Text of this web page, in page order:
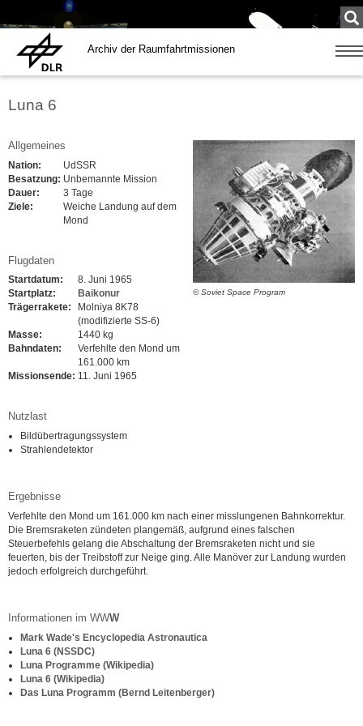
Archiv der Raumfahrtmissionen
Zeige
Luna 6
© Soviet Space Program
Allgemeines
Nation:
UdSSR
Besatzung: Unbemannte Mission
Dauer:
3 Tage
Ziele:
Weiche Landung auf dem
Mond
Flugdaten
Startdatum:
8. Juni 1965
Startplatz:
Baikonur
Trägerrakete:
Molniya 8K78
(modifizierte SS-6)
Masse:
1440 kg
Bahndaten:
Verfehlte den Mond um
161.000 km
Missionsende: 11. Juni 1965
Nutzlast
Bildübertragungssystem
Strahlendetektor
Ergebnisse
Verfehlte den Mond um 161.000 km nach einer misslungenen Bahnkorrektur.
Die Bremsraketen zündeten plangemäß, aufgrund eines falschen
Steuerbefehls gelang die Abschaltung der Bremsraketen nicht und sie
feuerten, bis der Treibstoff zur Neige ging. Alle Manöver zur Landung wurden
jedoch erfolgreich durchgeführt.
Informationen im WWW
Mark Wade's Encyclopedia Astronautica
Luna 6 (NSSDC)
Luna Programme (Wikipedia)
Luna 6 (Wikipedia)
Das Luna Programm (Bernd Leitenberger)